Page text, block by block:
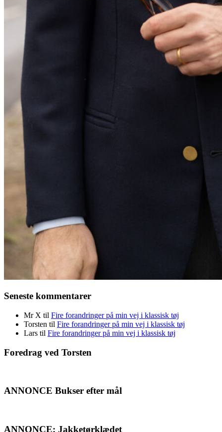
Seneste kommentarer
Mr X til Fire forandringer på min vej i klassisk tøj
Torsten til Fire forandringer på min vej i klassisk tøj
Lars til Fire forandringer på min vej i klassisk tøj
Foredrag ved Torsten
ANNONCE Bukser efter mål
ANNONCE: Jakketørklædet